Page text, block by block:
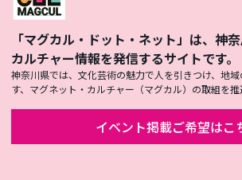
「マグカル・ドット・ネット」は、神
カルチャー情報を発信するサイトです。
神奈川県では、文化芸術の魅力で人を引きつけ、地
す、マグネット・カルチャー（マグカル）の取組を
イベント掲載ご希望はこ